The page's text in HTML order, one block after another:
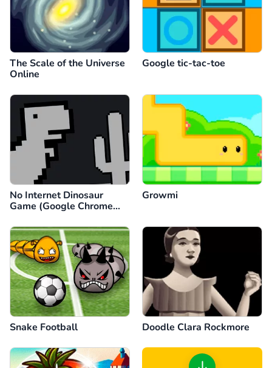
The Scale of the Universe
Online
Google tic-tac-toe
No Internet Dinosaur
Game (Google Chrome
Growmi
Snake Football Doodle Clara Rockmore